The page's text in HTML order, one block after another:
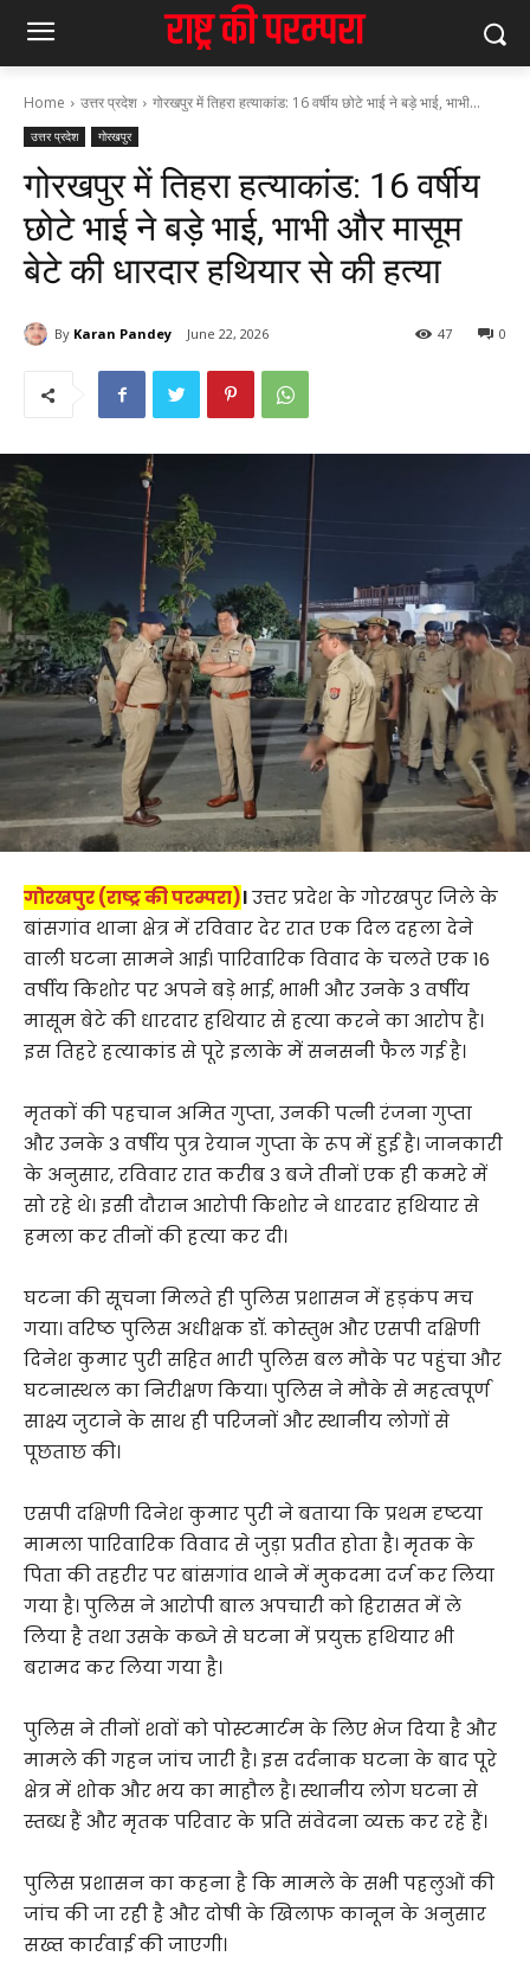
Home उत्तर प्रदेश गोरखपुर में तिहरा हत्याकांड: 16 वर्षीय छोटे भाई ने बड़े भाई, भाभी...
उत्तर प्रदेश गोरखपुर
गोरखपुर में तिहरा हत्याकांड: 16 वर्षीय
छोटे भाई ने बड़े भाई, भाभी और मासूम
बेटे की धारदार हथियार से की हत्या
By Karan Pandey June 22, 2026 0
47
गोरखपुर (राष्ट्र की परम्परा)।उत्तर प्रदेश के गोरखपुर जिले के
बांसगांव थाना क्षेत्र में रविवार देर रात एक दिल दहला देने
वाली घटना सामने आई। पारिवारिक विवाद के चलते एक 16
वर्षीय किशोर पर अपने बड़े भाई, भाभी और उनके 3 वर्षीय
मासूम बेटे की धारदार हथियार से हत्या करने का आरोप है।
इस तिहरे हत्याकांड से पूरे इलाके में सनसनी फैल गई है।
मृतकों की पहचान अमित गुप्ता, उनकी पत्नी रंजना गुप्ता
और उनके 3 वर्षीय पुत्र रेयान गुप्ता के रूप में हुई है। जानकारी
के अनुसार, रविवार रात करीब 3 बजे तीनों एक ही कमरे में
सो रहे थे। इसी दौरान आरोपी किशोर ने धारदार हथियार से
हमला कर तीनों की हत्या कर दी।
घटना की सूचना मिलते ही पुलिस प्रशासन में हड़कंप मच
गया। वरिष्ठ पुलिस अधीक्षक डॉ. कोस्तुभ और एसपी दक्षिणी
दिनेश कुमार पुरी सहित भारी पुलिस बल मौके पर पहुंचा और
घटनास्थल का निरीक्षण किया। पुलिस ने मौके से महत्वपूर्ण
साक्ष्य जुटाने के साथ ही परिजनों और स्थानीय लोगों से
पूछताछ की।
एसपी दक्षिणी दिनेश कुमार पुरी ने बताया कि प्रथम दृष्टया
मामला पारिवारिक विवाद से जुड़ा प्रतीत होता है। मृतक के
पिता की तहरीर पर बांसगांव थाने में मुकदमा दर्ज कर लिया
गया है। पुलिस ने आरोपी बाल अपचारी को हिरासत में ले
लिया है तथा उसके कब्जे से घटना में प्रयुक्त हथियार भी
बरामद कर लिया गया है।
पुलिस ने तीनों शवों को पोस्टमार्टम के लिए भेज दिया है और
मामले की गहन जांच जारी है। इस दर्दनाक घटना के बाद पूरे
क्षेत्र में शोक और भय का माहौल है। स्थानीय लोग घटना से
स्तब्ध हैं और मृतक परिवार के प्रति संवेदना व्यक्त कर रहे हैं।
पुलिस प्रशासन का कहना है कि मामले के सभी पहलुओं की
जांच की जा रही है और दोषी के खिलाफ कानून के अनुसार
सख्त कार्रवाई की जाएगी।